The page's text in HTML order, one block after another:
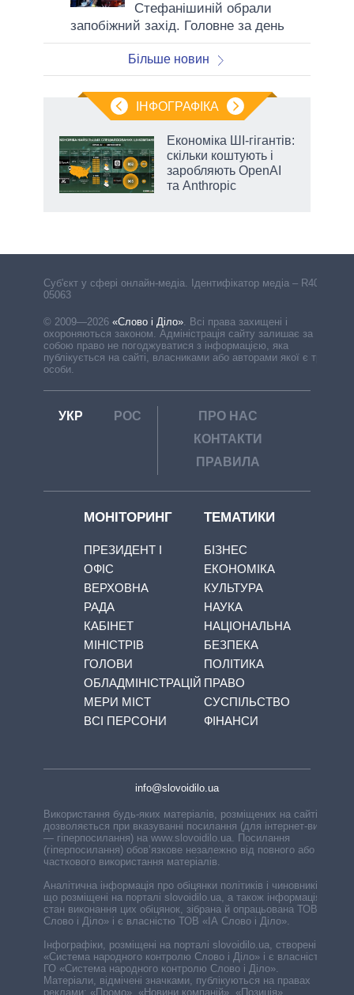
Стефанішиній обрали
запобіжний захід. Головне за день
Більше новин
ІНФОГРАФІКА
Економіка ШІ-гігантів:
скільки коштують і
заробляють OpenAI
та Anthropic
Cуб'єкт у сфері онлайн-медіа. Ідентифікатор медіа – R40-
05063
© 2009—2026 «Слово і Діло». Всі права захищені і
охороняються законом. Адміністрація сайту залишає за
собою право не погоджуватися з інформацією, яка
публікується на сайті, власниками або авторами якої є треті
особи.
УКР РОС
ПРО НАС
КОНТАКТИ
ПРАВИЛА
МОНІТОРИНГ
ПРЕЗИДЕНТ І
ОФІС
ВЕРХОВНА
РАДА
КАБІНЕТ
МІНІСТРІВ
ГОЛОВИ
ОБЛАДМІНІСТРАЦІЙ
МЕРИ МІСТ
ВСІ ПЕРСОНИ
ТЕМАТИКИ
БІЗНЕС
ЕКОНОМІКА
КУЛЬТУРА
НАУКА
НАЦІОНАЛЬНА
БЕЗПЕКА
ПОЛІТИКА
ПРАВО
СУСПІЛЬСТВО
ФІНАНСИ
info@slovoidilo.ua
Використання будь-яких матеріалів, розміщених на сайті,
дозволяється при вказуванні посилання (для інтернет-видань
— гіперпосилання) на www.slovoidilo.ua. Посилання
(гіперпосилання) обов’язкове незалежно від повного або
часткового використання матеріалів.
Аналітична інформація про обіцянки політиків і чиновників,
що розміщені на порталі slovoidilo.ua, а також інформація про
стан виконання цих обіцянок, зібрана й опрацьована ТОВ «ІА
Слово і Діло» і є власністю ТОВ «ІА Слово і Діло».
Інфографіки, розміщені на порталі slovoidilo.ua, створені ГО
«Система народного контролю Слово і Діло» і є власністю
ГО «Система народного контролю Слово і Діло».
Матеріали, відмічені значками, публікуються на правах
реклами: «Промо», «Новини компаній», «Позиція»,